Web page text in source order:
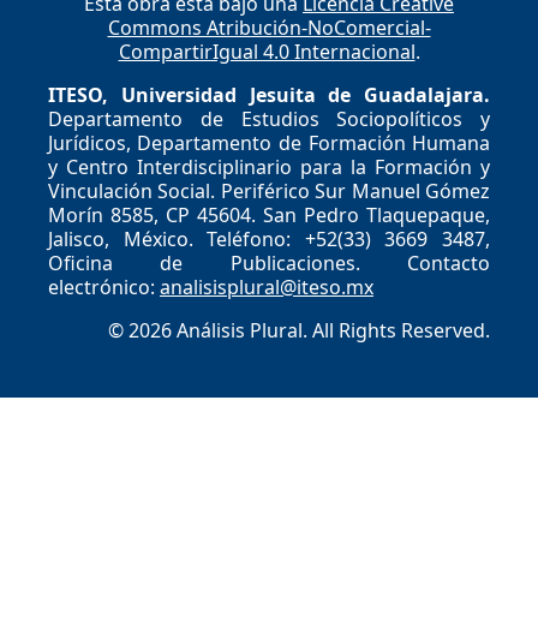
Commons Atribución-NoComercial-
CompartirIgual 4.0 Internacional.
ITESO, Universidad Jesuita de Guadalajara.
Departamento de Estudios Sociopolíticos y
Jurídicos, Departamento de Formación Humana
y Centro Interdisciplinario para la Formación y
Vinculación Social. Periférico Sur Manuel Gómez
Morín 8585, CP 45604. San Pedro Tlaquepaque,
Jalisco, México. Teléfono: +52(33) 3669 3487,
Oficina de Publicaciones. Contacto
electrónico: analisisplural@iteso.mx
© 2026 Análisis Plural. All Rights Reserved.